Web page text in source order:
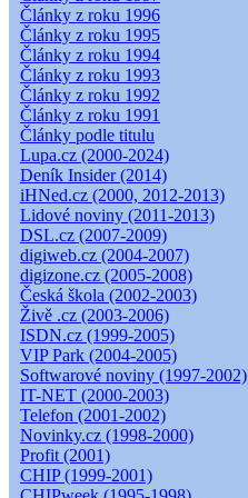
Články z roku 1996
Články z roku 1995
Články z roku 1994
Články z roku 1993
Články z roku 1992
Články z roku 1991
Články podle titulu
Lupa.cz (2000-2024)
Deník Insider (2014)
iHNed.cz (2000, 2012-2013)
Lidové noviny (2011-2013)
DSL.cz (2007-2009)
digiweb.cz (2004-2007)
digizone.cz (2005-2008)
Česká škola (2002-2003)
Živě .cz (2003-2006)
ISDN.cz (1999-2005)
VIP Park (2004-2005)
Softwarové noviny (1997-2002)
IT-NET (2000-2003)
Telefon (2001-2002)
Novinky.cz (1998-2000)
Profit (2001)
CHIP (1999-2001)